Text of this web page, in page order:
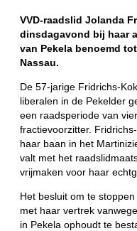
VVD-raadslid Jolanda
dinsdagavond bij haar
van Pekela benoemd
Nassau.
De 57-jarige Fridrichs-
liberalen in de Pekelder
een raadsperiode van
fractievoorzitter.
haar baan in het
valt met het
vrijmaken voor haar
Het besluit om te
met haar vertrek
in Pekela ophoudt te